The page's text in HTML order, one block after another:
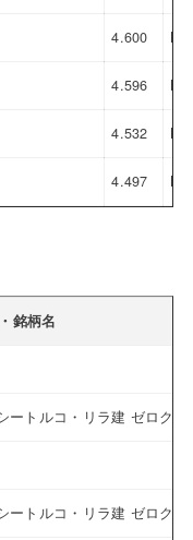
4.600
4.596
4.532
4.497
銘柄名
ートルコ・リラ建 ゼロクー
ートルコ・リラ建 ゼロクー